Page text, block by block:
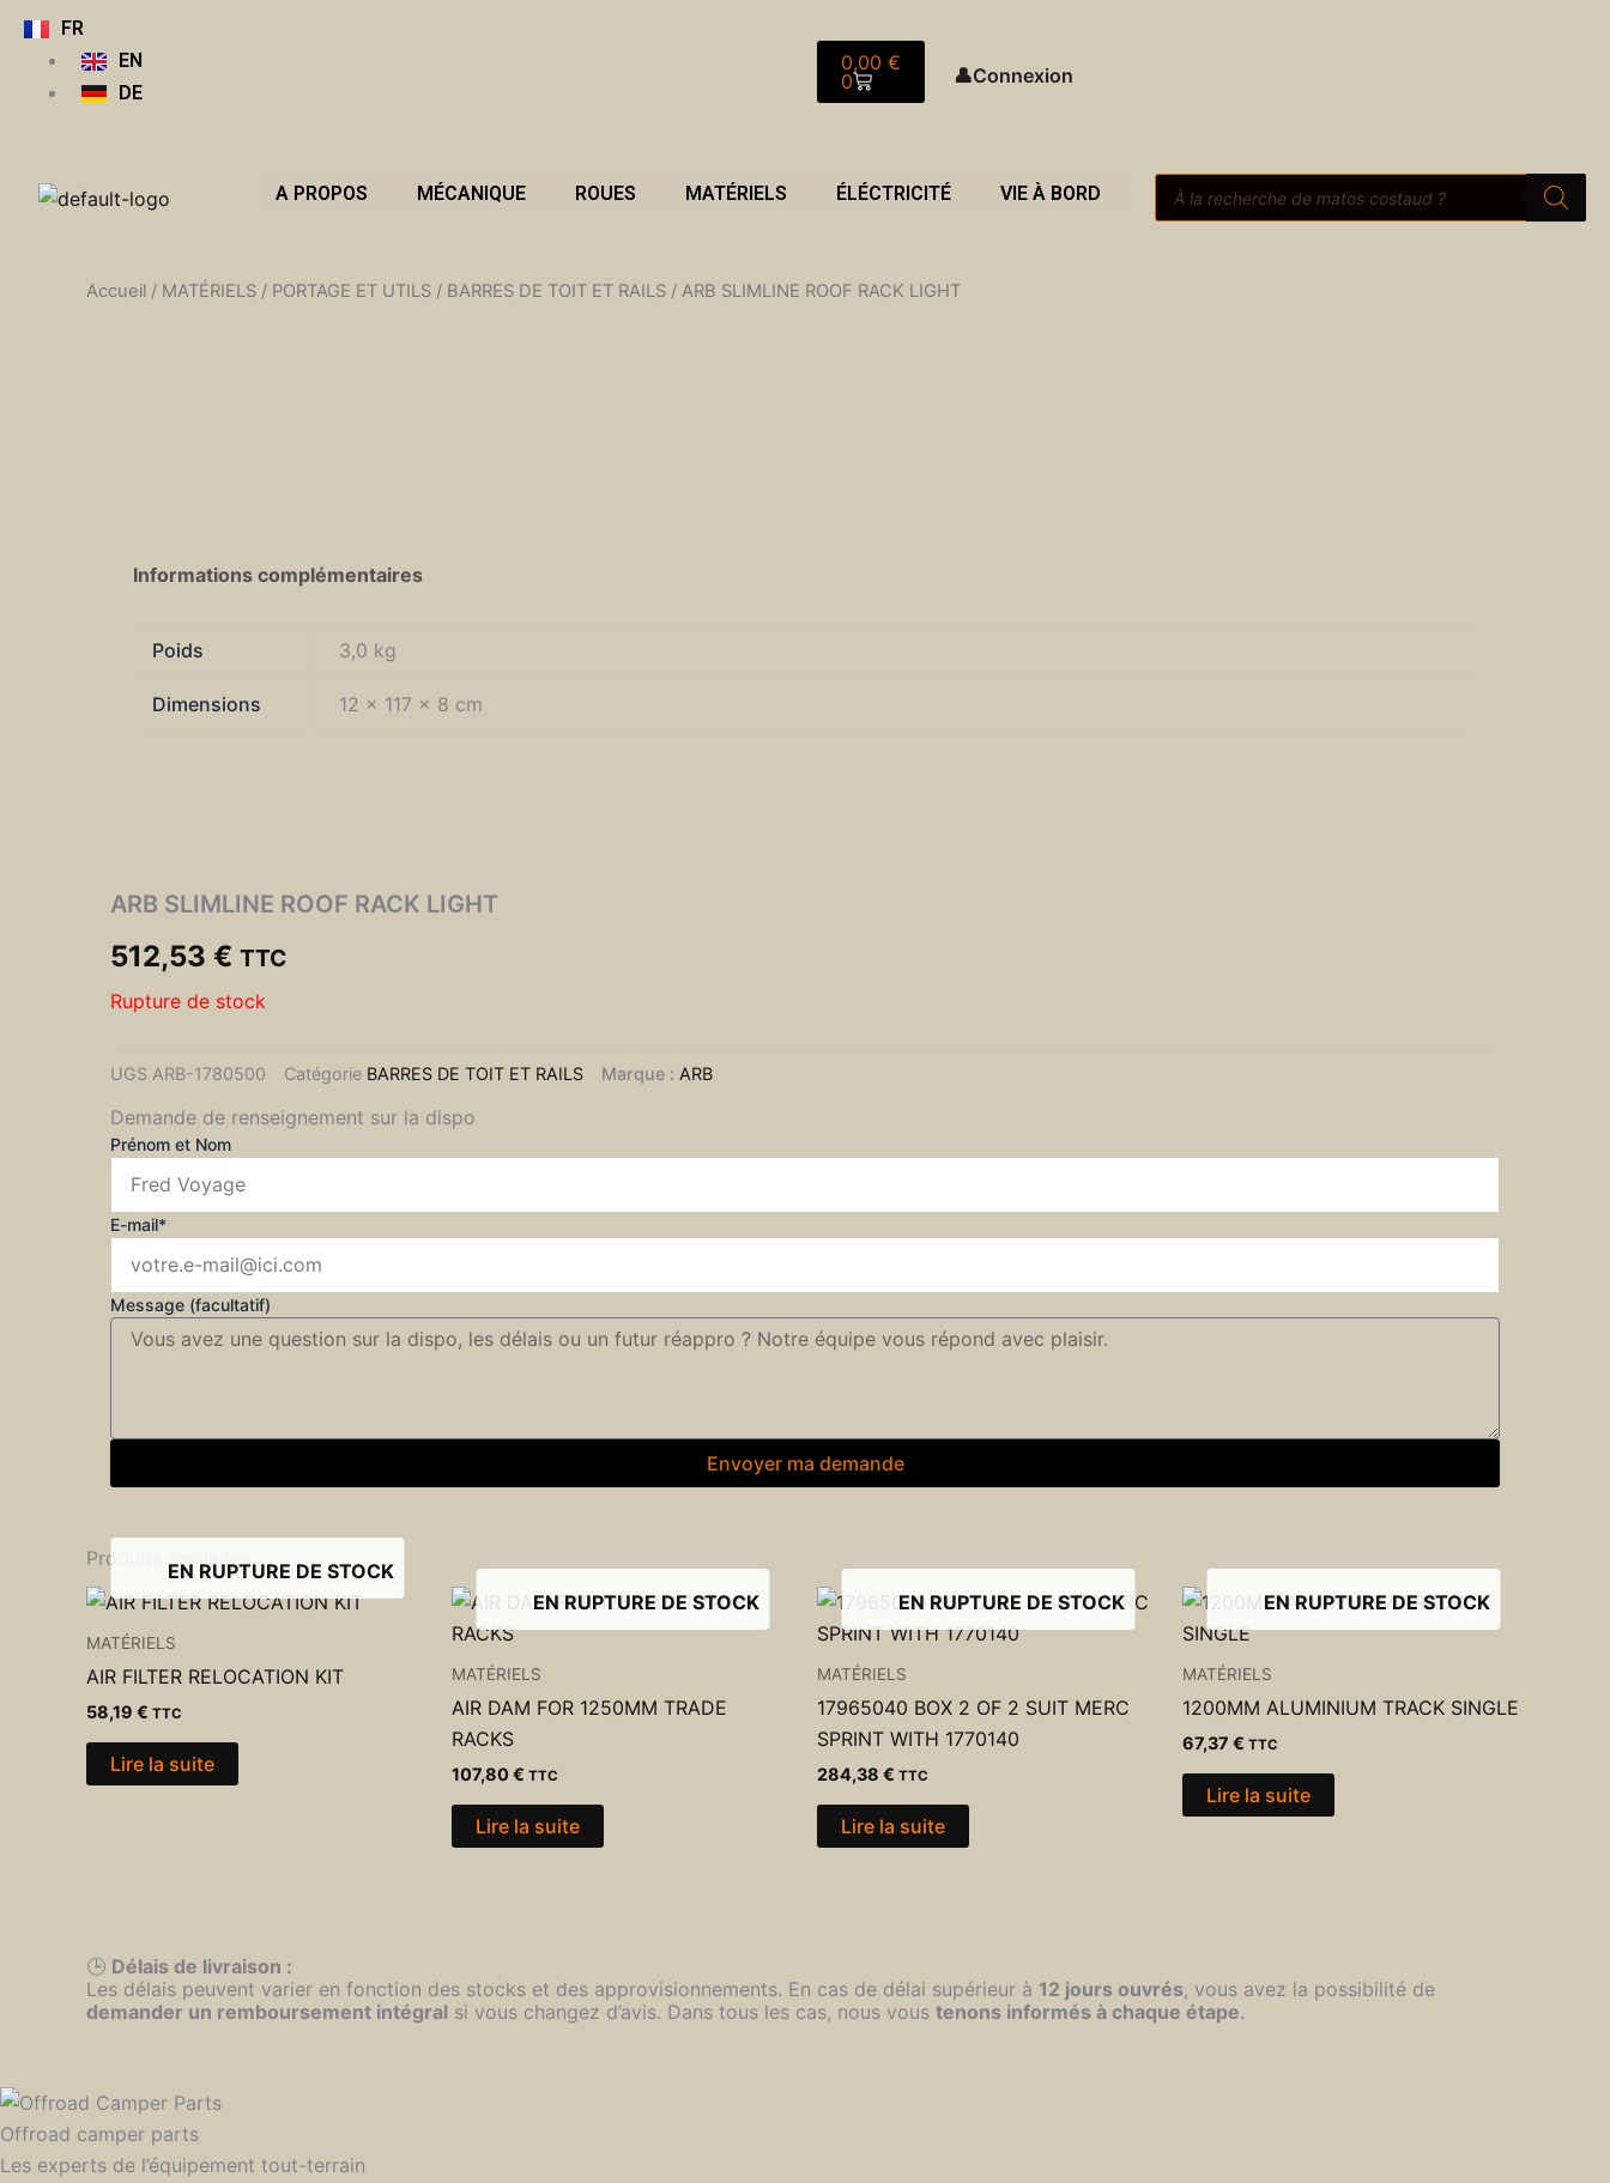
Aller
FR
EN
DE
0,00 €
0
Panier
👤Connexion
A PROPOS MÉCANIQUE ROUES MATÉRIELS ÉLÉCTRICITÉ VIE À BORD
Recherche
de
Accueil / MATÉRIELS / PORTAGE ET UTILS / BARRES DE TOIT ET RAILS / ARB SLIMLINE ROOF RACK LIGHT
Informations complémentaires
Poids 3,0 kg
Dimensions 12 × 117 × 8 cm
ARB SLIMLINE ROOF RACK LIGHT
512,53 € TTC
Rupture de stock
UGS ARB-1780500 Catégorie BARRES DE TOIT ET RAILS Marque : ARB
Demande de renseignement sur la dispo
Prénom et Nom
E-mail*
Message (facultatif)
Envoyer ma demande
Produits similaires
EN RUPTURE DE STOCK
MATÉRIELS
AIR FILTER RELOCATION KIT
58,19 € TTC
Lire la suite
EN RUPTURE DE STOCK
MATÉRIELS
AIR DAM FOR 1250MM TRADE
RACKS
107,80€ TTC
Lire la suite
EN RUPTURE DE STOCK
MATÉRIELS
17965040 BOX 2 OF 2 SUIT MERC
SPRINT WITH 1770140
284,38 € TTC
Lire la suite
EN RUPTURE DE STOCK
MATÉRIELS
1200MM ALUMINIUM TRACK SINGLE
67,37 € TTC
Lire la suite
🕒 Délais de livraison :
Les délais peuvent varier en fonction des stocks et des approvisionnements. En cas de délai supérieur à 12 jours ouvrés, vous avez la possibilité de
demander un remboursement intégral si vous changez d’avis. Dans tous les cas, nous vous tenons informés à chaque étape.
Offroad camper parts
Les experts de l’équipement tout-terrain